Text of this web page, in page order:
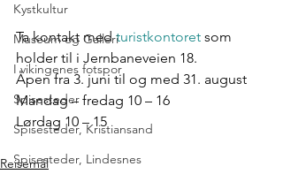
Kystkultur
Museum og Galleri
I vikingenes fotspor
Spisesteder
Spisesteder, Kristiansand
Spisesteder, Lindesnes
Ta kontakt med turistkontoret som
holder til i Jernbaneveien 18.
Åpen fra 3. juni til og med 31. august
Mandag – fredag 10 – 16
Lørdag 10 – 15
Reisemål